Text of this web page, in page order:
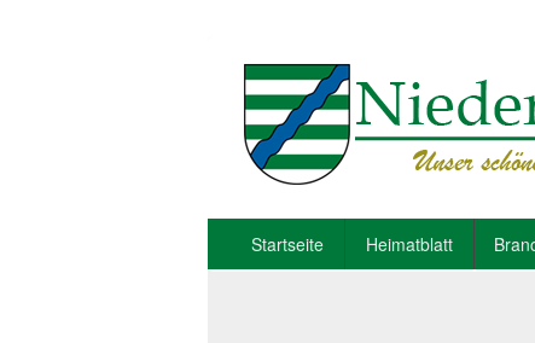
Startseite Heimatblatt